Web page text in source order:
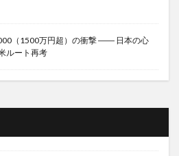
（1500万円超）の衝撃 ―― 日本の心
ルート再考